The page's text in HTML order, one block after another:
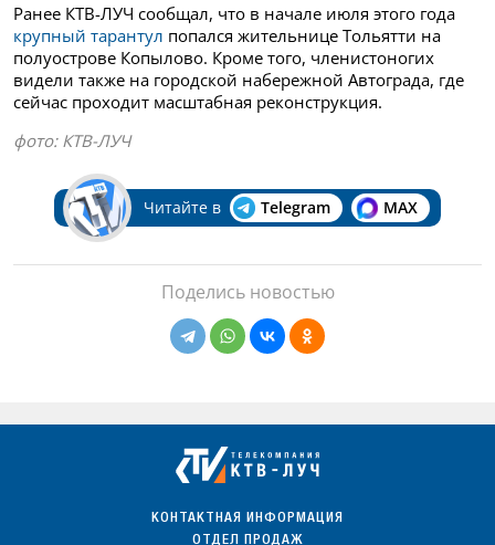
Ранее КТВ-ЛУЧ сообщал, что в начале июля этого года
крупный тарантул попался жительнице Тольятти на
полуострове Копылово. Кроме того, членистоногих
видели также на городской набережной Автограда, где
сейчас проходит масштабная реконструкция.
фото: КТВ-ЛУЧ
Читайте в Telegram MAX
Поделись новостью
КОНТАКТНАЯ ИНФОРМАЦИЯ
ОТДЕЛ ПРОДАЖ